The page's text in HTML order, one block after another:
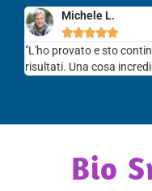
Michele L.

"L'ho provato e sto
risultati. Una cosa
Bio